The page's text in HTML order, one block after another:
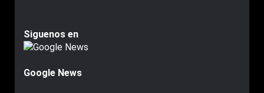
Siguenos en
Google News